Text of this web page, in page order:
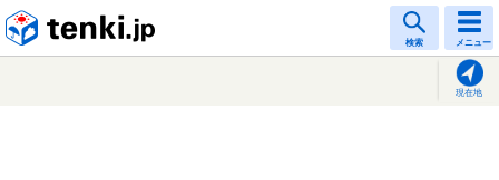
検索 メニュー
現在地